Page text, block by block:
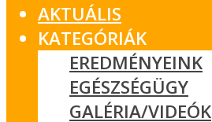
AKTUÁLIS
KATEGÓRIÁK
EREDMÉNYEINK
EGÉSZSÉGÜGY
GALÉRIA/VIDEÓK